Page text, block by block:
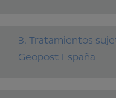
3. Tratamientos
Geopost España